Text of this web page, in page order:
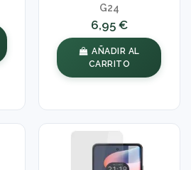
G24
6,95 €
AÑADIR AL
CARRITO